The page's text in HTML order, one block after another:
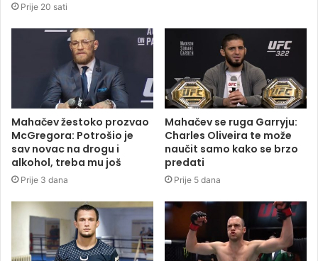
Prije 20 sati
Mahačev žestoko prozvao
McGregora: Potrošio je
sav novac na drogu i
alkohol, treba mu još
Prije 3 dana
Mahačev se ruga Garryju:
Charles Oliveira te može
naučit samo kako se brzo
predati
Prije 5 dana